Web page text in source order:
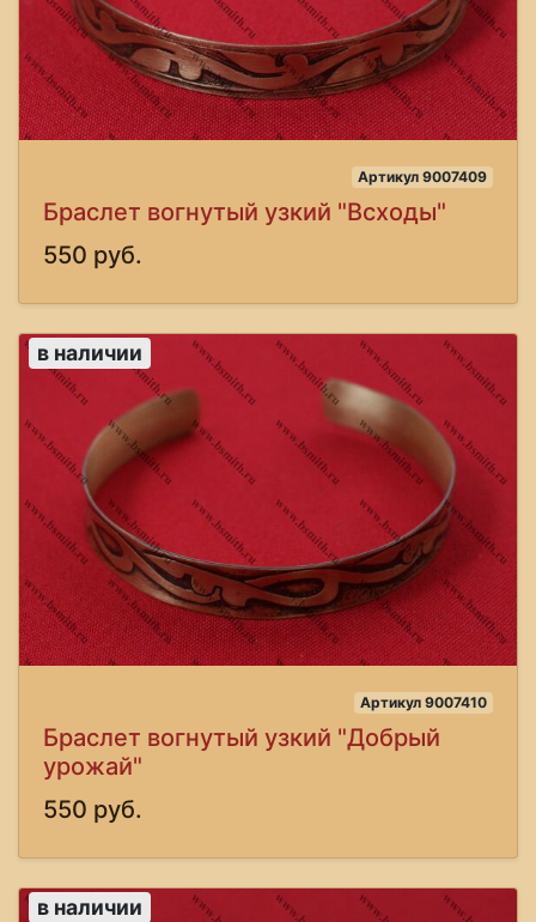
Артикул 9007409
Браслет вогнутый узкий "Всходы"
550 руб.
в наличии
Артикул 9007410
Браслет вогнутый узкий "Добрый
урожай"
550 руб.
в наличии